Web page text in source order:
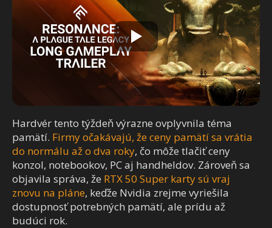
Hardvér tento týždeň výrazne ovplyvnila téma
pamätí. Firmy očakávajú, že ceny pamätí sa vrátia
do normálu až o dva roky, čo môže tlačiť ceny
konzol, notebookov, PC aj handheldov. Zároveň sa
objavila správa, že RTX 50 Super karty sú vraj
znovu na pláne, keďže Nvidia zrejme vyriešila
dostupnosť potrebných pamätí, ale prídu až
budúci rok.